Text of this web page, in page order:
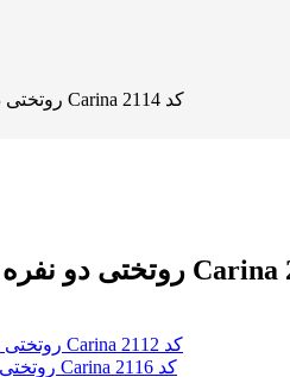
روتختی دو نفره شش تکه برگ پاییزی کارینا Carina کد 2114